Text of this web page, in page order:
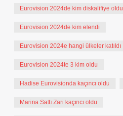
Eurovision 2024de kim diskalifiye oldu
Eurovision 2024de kim elendi
Eurovision 2024e hangi ülkeler katıldı
Eurovision 2024te 3 kim oldu
Hadise Eurovisionda kaçıncı oldu
Marina Sattı Zari kaçıncı oldu